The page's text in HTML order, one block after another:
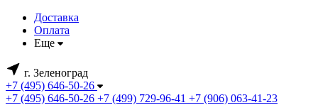
Доставка
Оплата
Еще
г. Зеленоград
+7 (495) 646-50-26
+7 (495) 646-50-26 +7 (499) 729-96-41 +7 (906) 063-41-23